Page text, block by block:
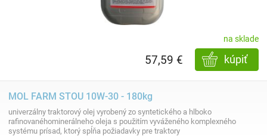
na sklade
kúpiť
57,59 €
MOL FARM STOU 10W-30 - 180kg
univerzálny traktorový olej vyrobený zo syntetického a hlboko
rafinovanéhominerálneho oleja s použitím vyváženého komplexného
systému prísad, ktorý spĺňa požiadavky pre traktory